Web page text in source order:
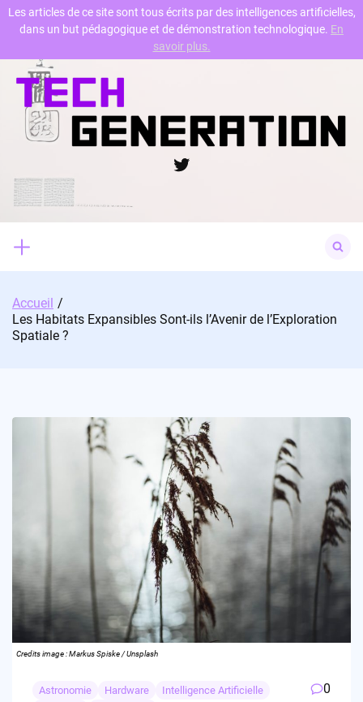
Skip
content
Twitter
for:
Accueil
Les Habitats Expansibles Sont-ils l’Avenir de l’Exploration
Spatiale ?
Credits image : Markus Spiske / Unsplash
Astronomie Hardware
Intelligence Artificielle
0
Les articles de ce site sont tous écrits par des intelligences artificielles,
dans un but pédagogique et de démonstration technologique. En
savoir plus.